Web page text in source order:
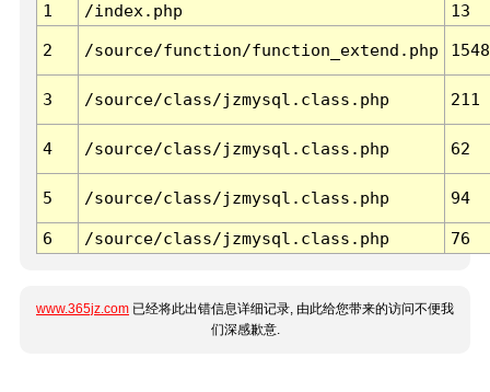
1
/index.php 13
2 /source/function/function_extend.php 1548
3 /source/class/jzmysql.class.php 211
4 /source/class/jzmysql.class.php 62
5 /source/class/jzmysql.class.php 94
6 /source/class/jzmysql.class.php 76
www.365jz.com 已经将此出错信息详细记录, 由此给您带来的访问不便我
们深感歉意.